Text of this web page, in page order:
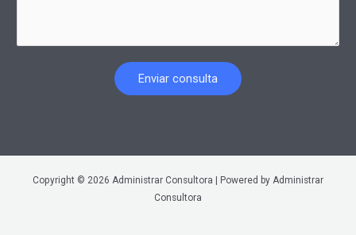
Enviar consulta
Copyright © 2026 Administrar Consultora | Powered by Administrar
Consultora